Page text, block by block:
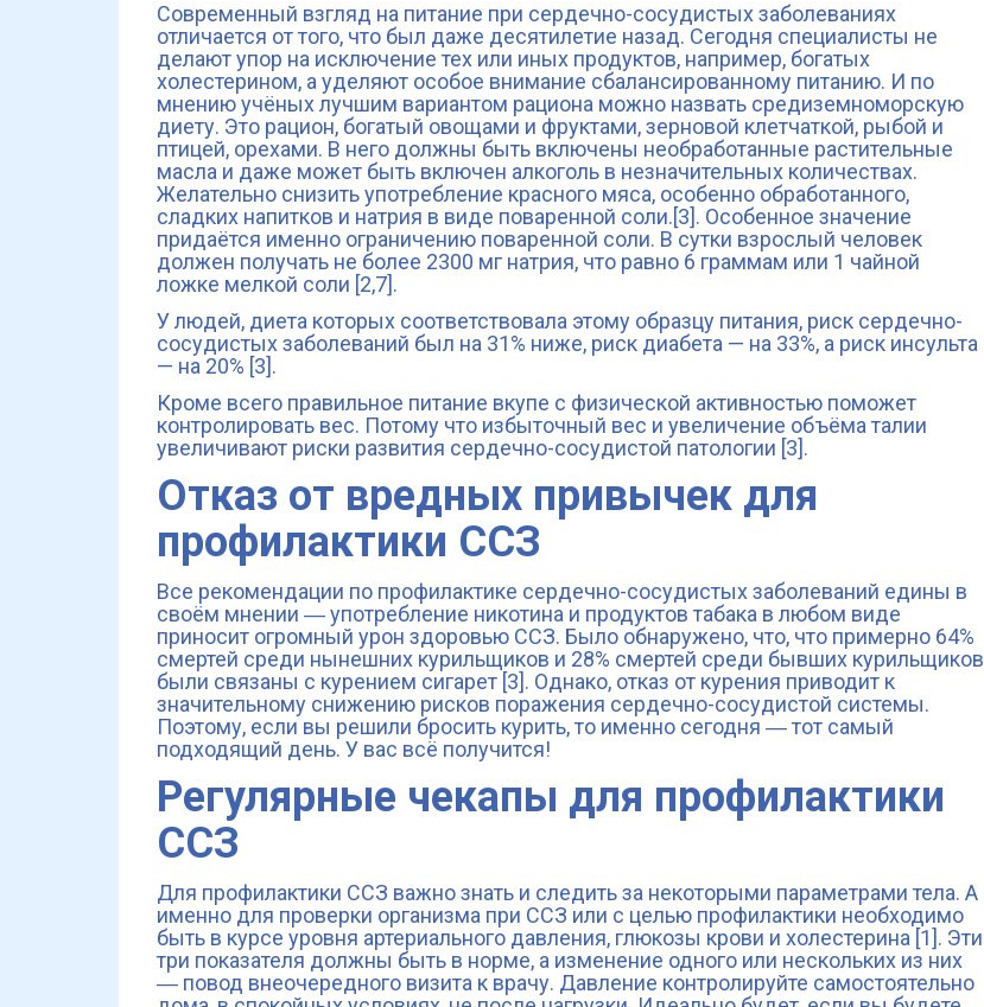
Современный взгляд на питание при сердечно-сосудистых заболеваниях
отличается от того, что был даже десятилетие назад. Сегодня специалисты не
делают упор на исключение тех или иных продуктов, например, богатых
холестерином, а уделяют особое внимание сбалансированному питанию. И по
мнению учёных лучшим вариантом рациона можно назвать средиземноморскую
диету. Это рацион, богатый овощами и фруктами, зерновой клетчаткой, рыбой и
птицей, орехами. В него должны быть включены необработанные растительные
масла и даже может быть включен алкоголь в незначительных количествах.
Желательно снизить употребление красного мяса, особенно обработанного,
сладких напитков и натрия в виде поваренной соли.[3]. Особенное значение
придаётся именно ограничению поваренной соли. В сутки взрослый человек
должен получать не более 2300 мг натрия, что равно 6 граммам или 1 чайной
ложке мелкой соли [2,7].
У людей, диета которых соответствовала этому образцу питания, риск сердечно-
сосудистых заболеваний был на 31% ниже, риск диабета — на 33%, а риск инсульта
— на 20% [3].
Кроме всего правильное питание вкупе с физической активностью поможет
контролировать вес. Потому что избыточный вес и увеличение объёма талии
увеличивают риски развития сердечно-сосудистой патологии [3].
Отказ от вредных привычек для
профилактики ССЗ
Все рекомендации по профилактике сердечно-сосудистых заболеваний едины в
своём мнении ― употребление никотина и продуктов табака в любом виде
приносит огромный урон здоровью ССЗ. Было обнаружено, что, что примерно 64% ​​
смертей среди нынешних курильщиков и 28% смертей среди бывших курильщиков
были связаны с курением сигарет [3]. Однако, отказ от курения приводит к
значительному снижению рисков поражения сердечно-сосудистой системы.
Поэтому, если вы решили бросить курить, то именно сегодня ― тот самый
подходящий день. У вас всё получится!
Регулярные чекапы для профилактики
ССЗ
Для профилактики ССЗ важно знать и следить за некоторыми параметрами тела. А
именно для проверки организма при ССЗ или с целью профилактики необходимо
быть в курсе уровня артериального давления, глюкозы крови и холестерина [1]. Эти
три показателя должны быть в норме, а изменение одного или нескольких из них
― повод внеочередного визита к врачу. Давление контролируйте самостоятельно